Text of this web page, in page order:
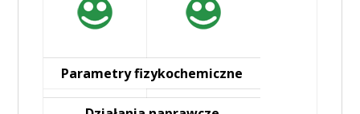
Parametry fizykochemiczne